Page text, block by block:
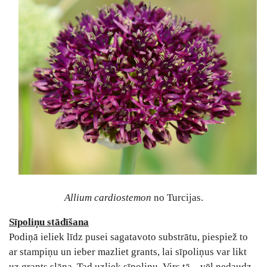
Allium cardiostemon no Turcijas.
Sīpoliņu stādīšana
Podiņā ieliek līdz pusei sagatavoto substrātu, piespiež to
ar stampiņu un ieber mazliet grants, lai sīpoliņus var likt